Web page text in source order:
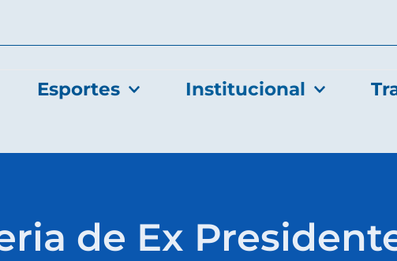
Esportes Institucional
de Ex